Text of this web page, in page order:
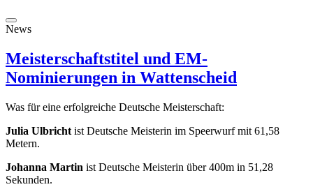
News
Meisterschaftstitel und EM-
Nominierungen in Wattenscheid
Was für eine erfolgreiche Deutsche Meisterschaft:
Julia Ulbricht ist Deutsche Meisterin im Speerwurf mit 61,58
Metern.
Johanna Martin ist Deutsche Meisterin über 400m in 51,28
Sekunden.